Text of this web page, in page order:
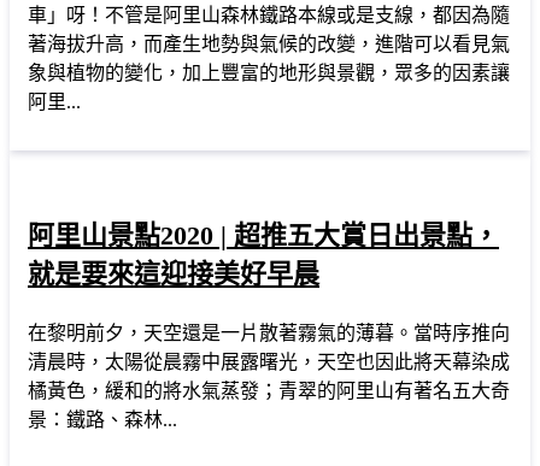
車」呀！不管是阿里山森林鐵路本線或是支線，都因為隨
著海拔升高，而產生地勢與氣候的改變，進階可以看見氣
象與植物的變化，加上豐富的地形與景觀，眾多的因素讓
阿里...
阿里山景點2020 | 超推五大賞日出景點，
就是要來這迎接美好早晨
在黎明前夕，天空還是一片散著霧氣的薄暮。當時序推向
清晨時，太陽從晨霧中展露曙光，天空也因此將天幕染成
橘黃色，緩和的將水氣蒸發；青翠的阿里山有著名五大奇
景：鐵路、森林...